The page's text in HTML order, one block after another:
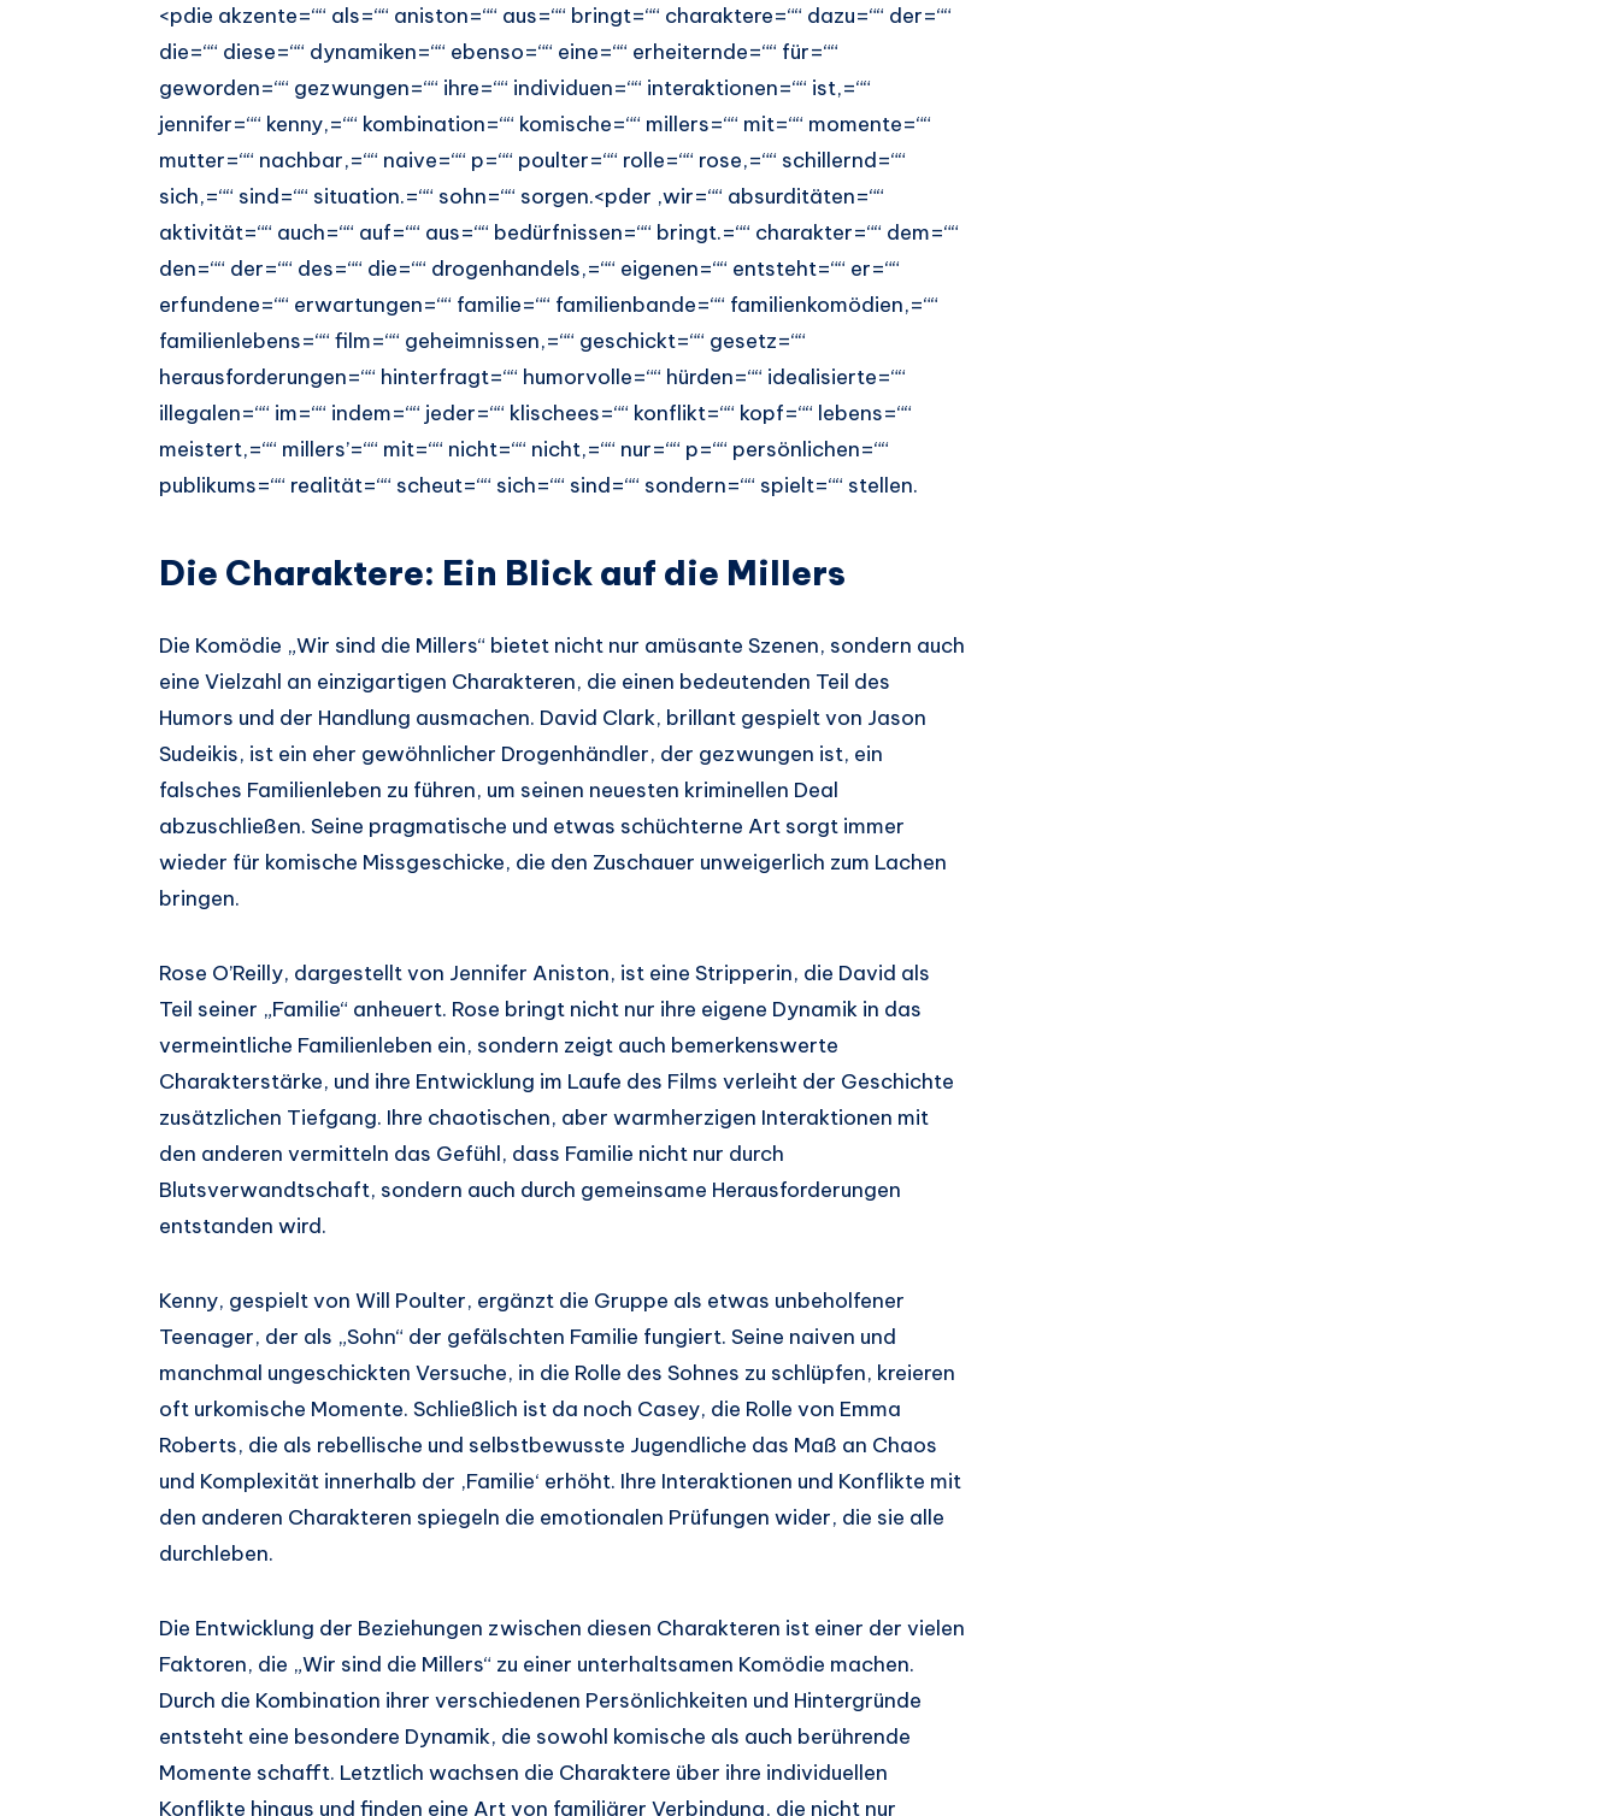
<pdie akzente=““ als=““ aniston=““ aus=““ bringt=““ charaktere=““ dazu=““ der=““
die=““ diese=““ dynamiken=““ ebenso=““ eine=““ erheiternde=““ für=““
geworden=““ gezwungen=““ ihre=““ individuen=““ interaktionen=““ ist,=““
jennifer=““ kenny,=““ kombination=““ komische=““ millers=““ mit=““ momente=““
mutter=““ nachbar,=““ naive=““ p=““ poulter=““ rolle=““ rose,=““ schillernd=““
sich,=““ sind=““ situation.=““ sohn=““ sorgen.<pder ‚wir=““ absurditäten=““
aktivität=““ auch=““ auf=““ aus=““ bedürfnissen=““ bringt.=““ charakter=““ dem=““
den=““ der=““ des=““ die=““ drogenhandels,=““ eigenen=““ entsteht=““ er=““
erfundene=““ erwartungen=““ familie=““ familienbande=““ familienkomödien,=““
familienlebens=““ film=““ geheimnissen,=““ geschickt=““ gesetz=““
herausforderungen=““ hinterfragt=““ humorvolle=““ hürden=““ idealisierte=““
illegalen=““ im=““ indem=““ jeder=““ klischees=““ konflikt=““ kopf=““ lebens=““
meistert,=““ millers’=““ mit=““ nicht=““ nicht,=““ nur=““ p=““ persönlichen=““
publikums=““ realität=““ scheut=““ sich=““ sind=““ sondern=““ spielt=““ stellen.
Die Charaktere: Ein Blick auf die Millers
Die Komödie „Wir sind die Millers“ bietet nicht nur amüsante Szenen, sondern auch
eine Vielzahl an einzigartigen Charakteren, die einen bedeutenden Teil des
Humors und der Handlung ausmachen. David Clark, brillant gespielt von Jason
Sudeikis, ist ein eher gewöhnlicher Drogenhändler, der gezwungen ist, ein
falsches Familienleben zu führen, um seinen neuesten kriminellen Deal
abzuschließen. Seine pragmatische und etwas schüchterne Art sorgt immer
wieder für komische Missgeschicke, die den Zuschauer unweigerlich zum Lachen
bringen.
Rose O’Reilly, dargestellt von Jennifer Aniston, ist eine Stripperin, die David als
Teil seiner „Familie“ anheuert. Rose bringt nicht nur ihre eigene Dynamik in das
vermeintliche Familienleben ein, sondern zeigt auch bemerkenswerte
Charakterstärke, und ihre Entwicklung im Laufe des Films verleiht der Geschichte
zusätzlichen Tiefgang. Ihre chaotischen, aber warmherzigen Interaktionen mit
den anderen vermitteln das Gefühl, dass Familie nicht nur durch
Blutsverwandtschaft, sondern auch durch gemeinsame Herausforderungen
entstanden wird.
Kenny, gespielt von Will Poulter, ergänzt die Gruppe als etwas unbeholfener
Teenager, der als „Sohn“ der gefälschten Familie fungiert. Seine naiven und
manchmal ungeschickten Versuche, in die Rolle des Sohnes zu schlüpfen, kreieren
oft urkomische Momente. Schließlich ist da noch Casey, die Rolle von Emma
Roberts, die als rebellische und selbstbewusste Jugendliche das Maß an Chaos
und Komplexität innerhalb der ‚Familie‘ erhöht. Ihre Interaktionen und Konflikte mit
den anderen Charakteren spiegeln die emotionalen Prüfungen wider, die sie alle
durchleben.
Die Entwicklung der Beziehungen zwischen diesen Charakteren ist einer der vielen
Faktoren, die „Wir sind die Millers“ zu einer unterhaltsamen Komödie machen.
Durch die Kombination ihrer verschiedenen Persönlichkeiten und Hintergründe
entsteht eine besondere Dynamik, die sowohl komische als auch berührende
Momente schafft. Letztlich wachsen die Charaktere über ihre individuellen
Konflikte hinaus und finden eine Art von familiärer Verbindung, die nicht nur